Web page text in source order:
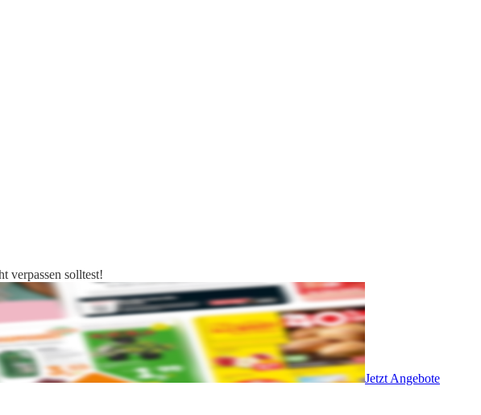
verpassen solltest!
Jetzt Angebote